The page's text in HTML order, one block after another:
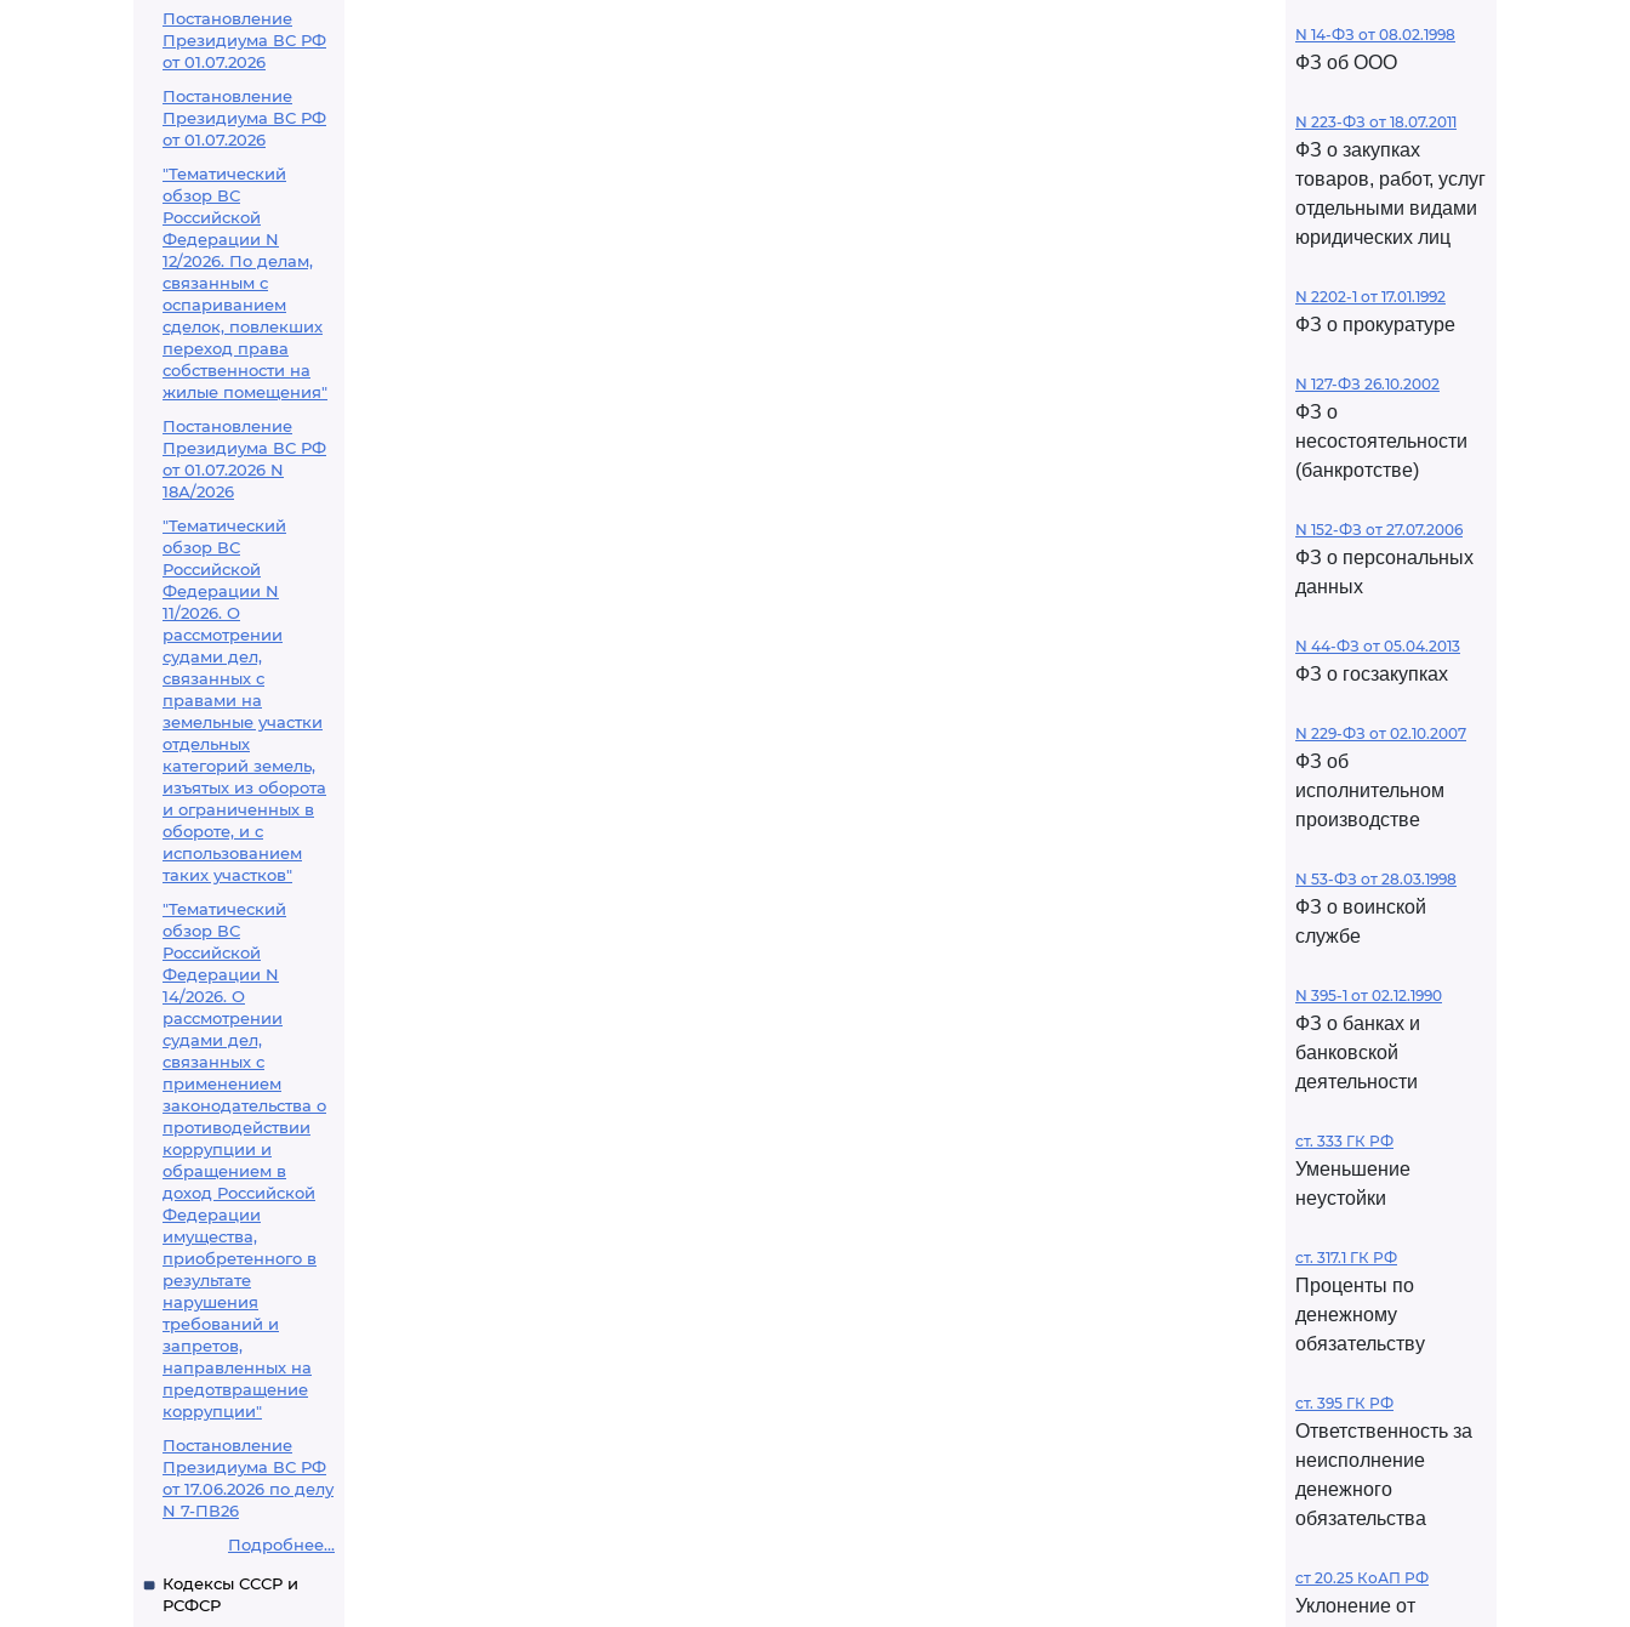
Постановление
Президиума ВС РФ
от 01.07.2026
Постановление
Президиума ВС РФ
от 01.07.2026
"Тематический
обзор ВС
Российской
Федерации N
12/2026. По делам,
связанным с
оспариванием
сделок, повлекших
переход права
собственности на
жилые помещения"
Постановление
Президиума ВС РФ
от 01.07.2026 N
18А/2026
"Тематический
обзор ВС
Российской
Федерации N
11/2026. О
рассмотрении
судами дел,
связанных с
правами на
земельные участки
отдельных
категорий земель,
изъятых из оборота
и ограниченных в
обороте, и с
использованием
таких участков"
"Тематический
обзор ВС
Российской
Федерации N
14/2026. О
рассмотрении
судами дел,
связанных с
применением
законодательства о
противодействии
коррупции и
обращением в
доход Российской
Федерации
имущества,
приобретенного в
результате
нарушения
требований и
запретов,
направленных на
предотвращение
коррупции"
Постановление
Президиума ВС РФ
от 17.06.2026 по делу
N 7-ПВ26
Подробнее...
Кодексы СССР и
РСФСР
N 14-ФЗ от 08.02.1998
ФЗ об ООО
N 223-ФЗ от 18.07.2011
ФЗ о закупках
товаров, работ, услуг
отдельными видами
юридических лиц
N 2202-1 от 17.01.1992
ФЗ о прокуратуре
N 127-ФЗ 26.10.2002
ФЗ о
несостоятельности
(банкротстве)
N 152-ФЗ от 27.07.2006
ФЗ о персональных
данных
N 44-ФЗ от 05.04.2013
ФЗ о госзакупках
N 229-ФЗ от 02.10.2007
ФЗ об
исполнительном
производстве
N 53-ФЗ от 28.03.1998
ФЗ о воинской
службе
N 395-1 от 02.12.1990
ФЗ о банках и
банковской
деятельности
ст. 333 ГК РФ
Уменьшение
неустойки
ст. 317.1 ГК РФ
Проценты по
денежному
обязательству
ст. 395 ГК РФ
Ответственность за
неисполнение
денежного
обязательства
ст 20.25 КоАП РФ
Уклонение от